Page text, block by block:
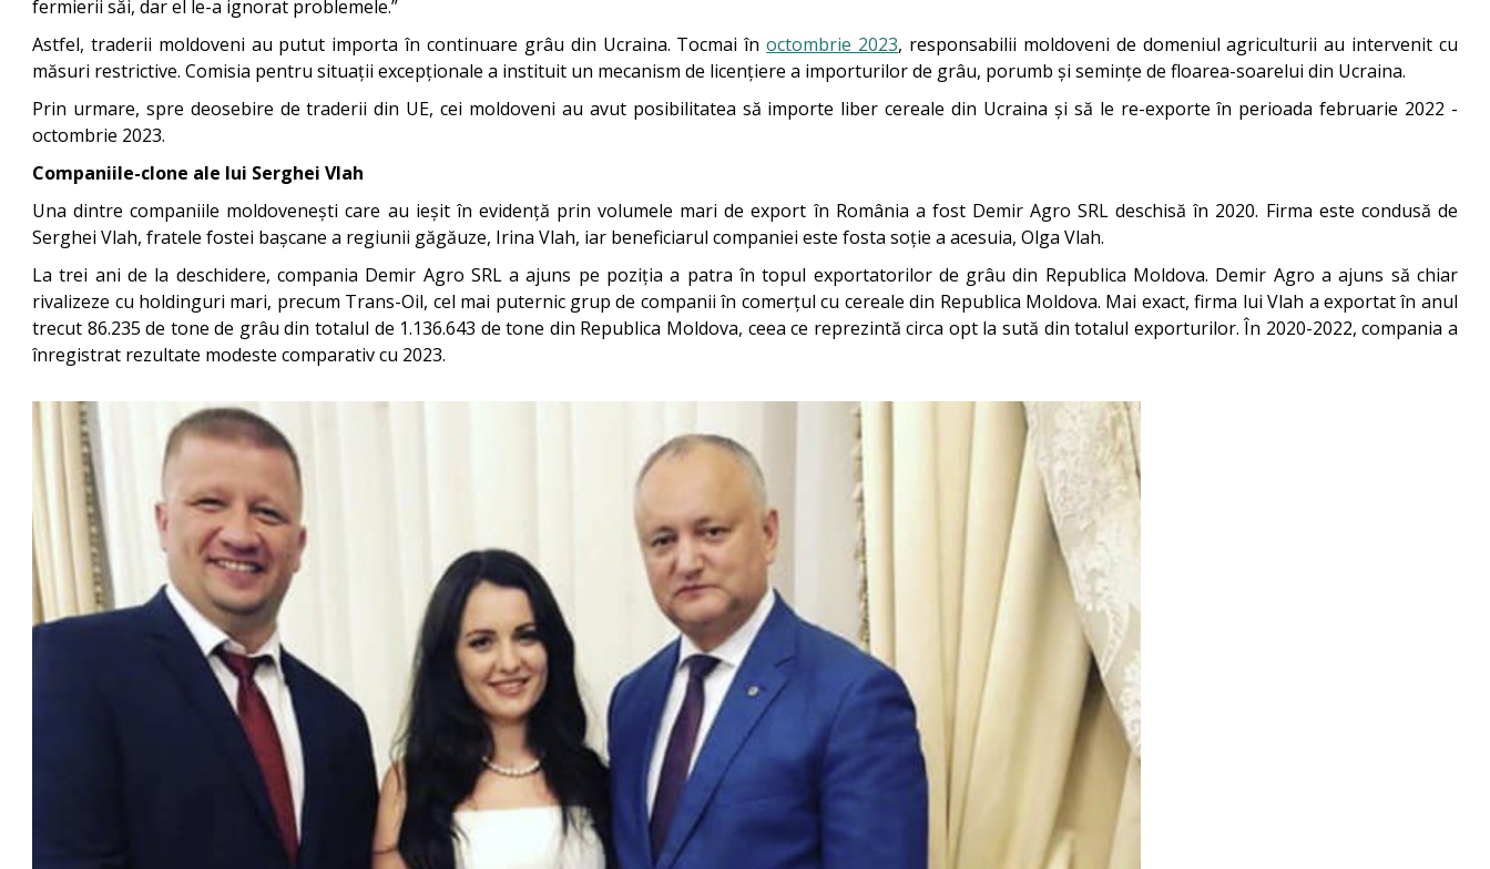
fermierii săi, dar el le-a ignorat problemele.”
Astfel, traderii moldoveni au putut importa în continuare grâu din Ucraina. Tocmai înoctombrie 2023, responsabilii moldoveni de domeniul agriculturii au intervenit cu
măsuri restrictive. Comisia pentru situații excepționale a instituit un mecanism de licențiere a importurilor de grâu, porumb și semințe de floarea-soarelui din Ucraina.
Prin urmare, spre deosebire de traderii din UE, cei moldoveni au avut posibilitatea să importe liber cereale din Ucraina și să le re-exporte în perioada februarie 2022 -
octombrie 2023.
Companiile-clone ale lui Serghei Vlah
Una dintre companiile moldovenești care au ieșit în evidență prin volumele mari de export în România a fost Demir Agro SRL deschisă în 2020. Firma este condusă de
Serghei Vlah, fratele fostei bașcane a regiunii găgăuze, Irina Vlah, iar beneficiarul companiei este fosta soție a acesuia, Olga Vlah.
La trei ani de la deschidere, compania Demir Agro SRL a ajuns pe poziția a patra în topul exportatorilor de grâu din Republica Moldova. Demir Agro a ajuns să chiar
rivalizeze cu holdinguri mari, precum Trans-Oil, cel mai puternic grup de companii în comerțul cu cereale din Republica Moldova. Mai exact, firma lui Vlah a exportat în anul
trecut 86.235 de tone de grâu din totalul de 1.136.643 de tone din Republica Moldova, ceea ce reprezintă circa opt la sută din totalul exporturilor. În 2020-2022, compania a
înregistrat rezultate modeste comparativ cu 2023.